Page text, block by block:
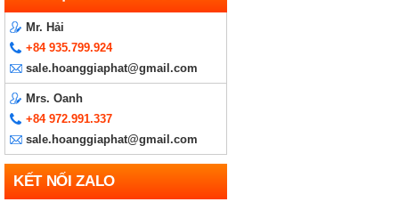
Mr. Hải
+84 935.799.924
sale.hoanggiaphat@gmail.com
Mrs. Oanh
+84 972.991.337
sale.hoanggiaphat@gmail.com
KẾT NỐI ZALO